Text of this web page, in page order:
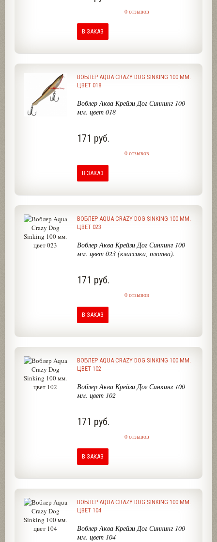
0 отзывов
В ЗАКАЗ
ВОБЛЕР AQUA CRAZY DOG SINKING 100 ММ.
ЦВЕТ 018
Воблер Аква Крейзи Дог Синкинг 100
мм. цвет 018
171 руб.
0 отзывов
В ЗАКАЗ
ВОБЛЕР AQUA CRAZY DOG SINKING 100 ММ.
ЦВЕТ 023
Воблер Аква Крейзи Дог Синкинг 100
мм. цвет 023 (классика, плотва).
171 руб.
0 отзывов
В ЗАКАЗ
ВОБЛЕР AQUA CRAZY DOG SINKING 100 ММ.
ЦВЕТ 102
Воблер Аква Крейзи Дог Синкинг 100
мм. цвет 102
171 руб.
0 отзывов
В ЗАКАЗ
ВОБЛЕР AQUA CRAZY DOG SINKING 100 ММ.
ЦВЕТ 104
Воблер Аква Крейзи Дог Синкинг 100
мм. цвет 104